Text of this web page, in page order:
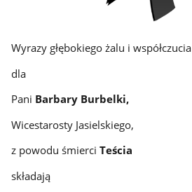
Wyrazy głębokiego żalu i współczucia
dla
Pani Barbary Burbelki,
Wicestarosty Jasielskiego,
z powodu śmierci Teścia
składają